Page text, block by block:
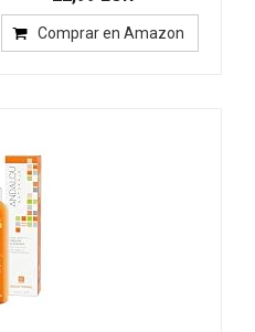
Comprar en Amazon